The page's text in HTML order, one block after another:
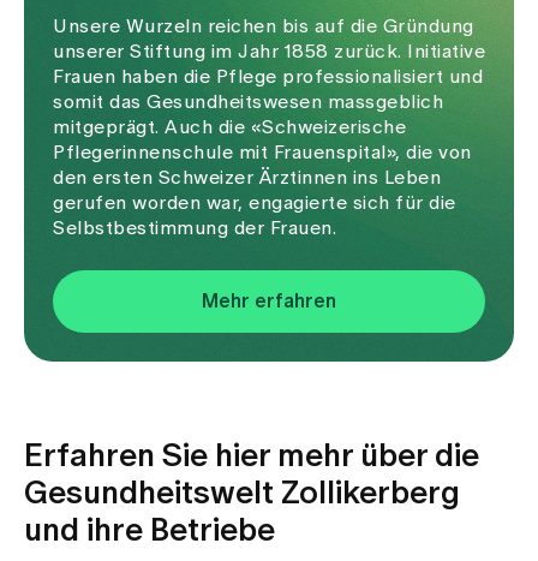
Unsere Wurzeln reichen bis auf die Gründung
unserer Stiftung im Jahr 1858 zurück. Initiative
Frauen haben die Pflege professionalisiert und
somit das Gesundheitswesen massgeblich
mitgeprägt. Auch die «Schweizerische
Pflegerinnenschule mit Frauenspital», die von
den ersten Schweizer Ärztinnen ins Leben
gerufen worden war, engagierte sich für die
Selbstbestimmung der Frauen.
Mehr erfahren
Erfahren Sie hier mehr über die
Gesundheitswelt Zollikerberg
und ihre Betriebe